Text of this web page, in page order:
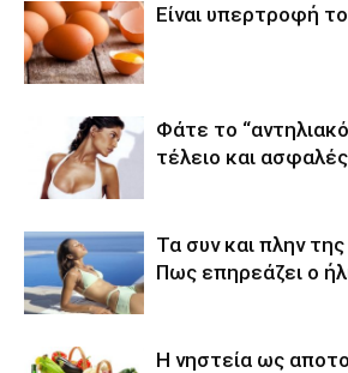
Είναι υπερτροφή
Φάτε το
τέλειο και
Τα συν και πλην
Πως επηρεάζει ο
Η νηστεία ως